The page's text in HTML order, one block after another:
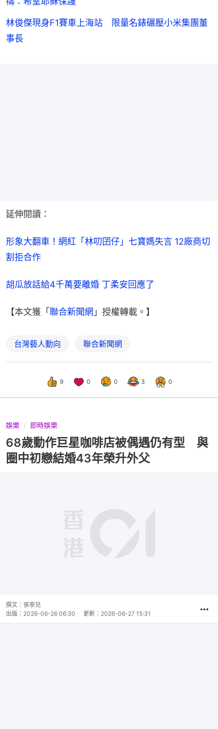
林俊傑現身F1賽車上海站 限量名錶碾壓小米集團董
事長
延伸閱讀：
形象大翻車！網紅「林叨囝仔」七寶媽失言 12廠商切
割拒合作
胡瓜放話給4千萬要離婚 丁柔安回應了
【本文獲「 聯合新聞網 」授權轉載。】
台灣藝人動向 聯合新聞網
9 0 0 3 0
娛樂 即時娛樂
68歲動作巨星咖啡店被偶遇仍有型 與
圈中初戀結婚43年榮升外父
撰文： 張寧兒
出版： 2026-06-26 06:30 更新： 2026-06-27 15:31